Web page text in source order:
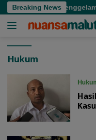
Langsung
ke
Breaking News
Utara Tenggelam
Hukum